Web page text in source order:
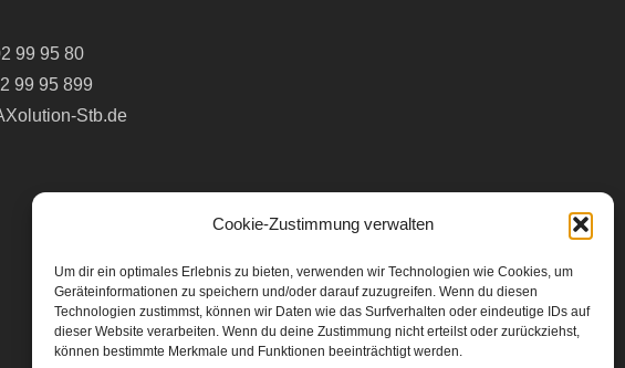
Cookie-Zustimmung verwalten
Um dir ein optimales Erlebnis zu bieten, verwenden wir Technologien wie Cookies, um
Geräteinformationen zu speichern und/oder darauf zuzugreifen. Wenn du diesen
Technologien zustimmst, können wir Daten wie das Surfverhalten oder eindeutige IDs auf
dieser Website verarbeiten. Wenn du deine Zustimmung nicht erteilst oder zurückziehst,
können bestimmte Merkmale und Funktionen beeinträchtigt werden.
99 95 80
99 95 899
Stb.de